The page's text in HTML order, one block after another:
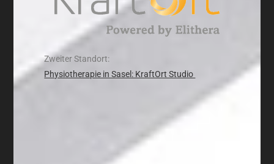
Zweiter Standort:
Physiotherapie in Sasel: KraftOrt Studio